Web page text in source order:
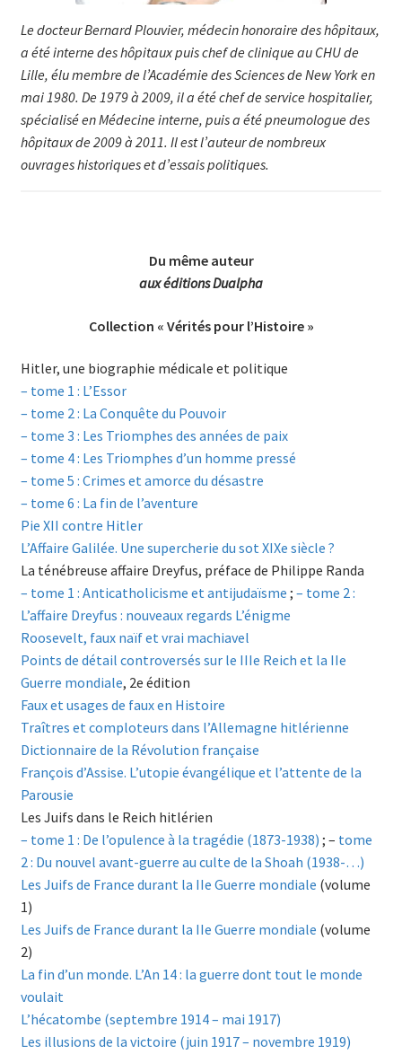
Le docteur Bernard Plouvier, médecin honoraire des hôpi­taux,
a été in­ter­ne des hôpitaux puis chef de clinique au CHU de
Lille, élu mem­bre de l’Académie des Scien­ces de New York en
mai 1980. De 1979 à 2009, il a été chef de service hospitalier,
spécialisé en Méde­cine interne, puis a été pneumologue des
hôpitaux de 2009 à 2011. Il est l’auteur de nombreux
ouvrages historiques et d’essais politiques.
Du même auteur
aux éditions Dualpha
Collection « Vérités pour l’Histoire »
Hitler, une biographie médicale et politique
– tome 1 : L’Essor
– tome 2 : La Conquête du Pouvoir
– tome 3 : Les Triomphes des années de paix
– tome 4 : Les Triomphes d’un homme pressé
– tome 5 : Crimes et amorce du désastre
– tome 6 : La fin de l’aventure
Pie XII contre Hitler
L’Affaire Galilée. Une supercherie du sot XIXe siècle ?
La ténébreuse affaire Dreyfus, préface de Philippe Randa
– tome 1 : Anticatholicisme et antijudaïsme ; – tome 2 :
L’affaire Dreyfus : nouveaux regards L’énigme
Roosevelt, faux naïf et vrai machiavel
Points de détail controversés sur le IIIe Reich et la IIe
Guerre mondiale, 2e édition
Faux et usages de faux en Histoire
Traîtres et comploteurs dans l’Allemagne hitlérienne
Dictionnaire de la Révolution française
François d’Assise. L’utopie évangélique et l’attente de la
Parousie
Les Juifs dans le Reich hitlérien
– tome 1 : De l’opulence à la tragédie (1873-1938) ; – tome
2 : Du nouvel avant-guerre au culte de la Shoah (1938-…)
Les Juifs de France durant la IIe Guerre mondiale (volume
1)
Les Juifs de France durant la IIe Guerre mondiale (volume
2)
La fin d’un monde. L’An 14 : la guerre dont tout le monde
voulait
L’hécatombe (septembre 1914 – mai 1917)
Les illusions de la victoire (juin 1917 – novembre 1919)